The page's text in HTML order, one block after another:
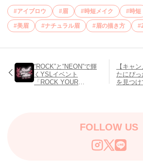
アイブロウ 眉 時短メイク 時短
美眉 ナチュラル眉 眉の描き方
“ROCK”と“NEON”で輝
くYSLイベント
「ROCK YOUR
【キャ
たにぴ
を見つ
FOLLOW US